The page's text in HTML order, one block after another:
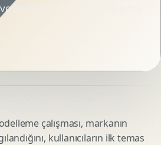
animasyonlu 3D Modelleme
çalışması, markanın
kullanıcıların ilk temas